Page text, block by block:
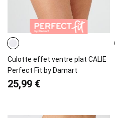
Culotte effet ventre plat CALIE
Perfect Fit by Damart
25,99 €